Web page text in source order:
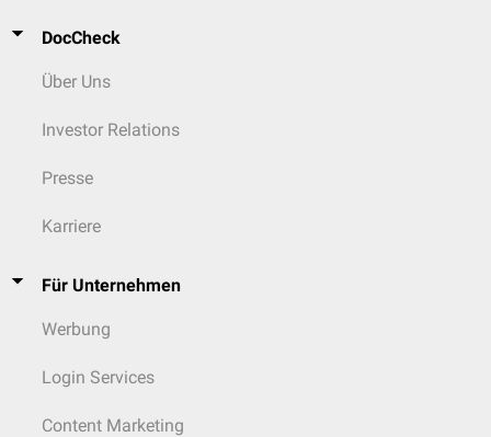
DocCheck
Über Uns
Investor Relations
Presse
Karriere
Für Unternehmen
Werbung
Login Services
Content Marketing